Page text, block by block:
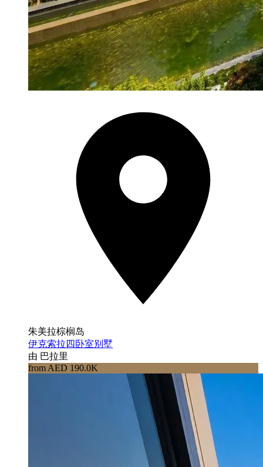
朱美拉棕榈岛
伊克索拉四卧室别墅
由 巴拉里
from AED 190.0K